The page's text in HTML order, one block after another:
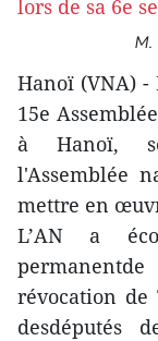
M.
Hanoï (VNA) -
15e
à Hanoï,
l'Assemblée
mettre en
L’AN a
révocation
desdéputés